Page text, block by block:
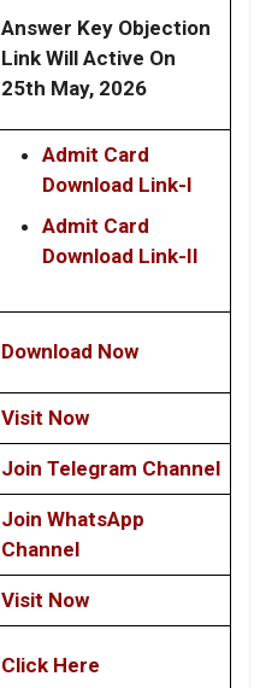
Answer Key Objection
Link Will Active On
25th May, 2026
Admit Card
Download Link-I
Admit Card
Download Link-II
Download Now
Visit Now
Join Telegram Channel
Join WhatsApp
Channel
Visit Now
Click Here